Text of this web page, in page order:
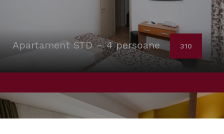
Apartament STD – 4 persoane 310